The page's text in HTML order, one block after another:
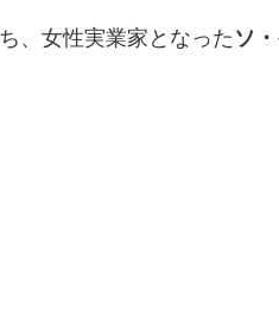
、女性実業家となった ソ